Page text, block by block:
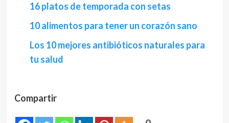
16 platos de temporada con setas
10 alimentos para tener un corazón sano
Los 10 mejores antibióticos naturales para
tu salud
Compartir